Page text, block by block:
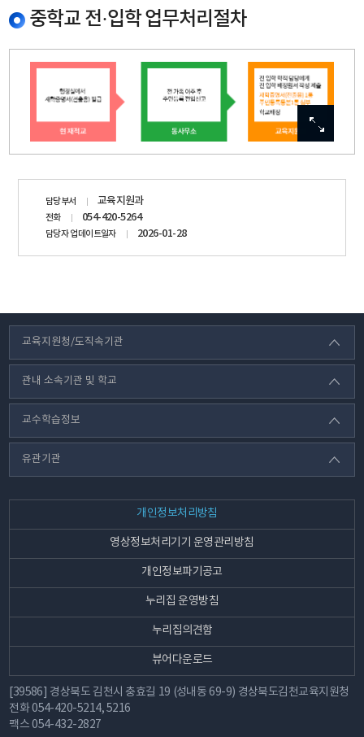
중학교 전·입학 업무처리절차
확대보기
확대보기
확대보기
확대보기
확대보기
담당부서 교육지원과
전화 054-420-5264
담당자 업데이트일자 2026-01-28
교육지원청/도직속기관
관내 소속기관 및 학교
교수학습정보
유관기관
개인정보처리방침
영상정보처리기기 운영관리방침
개인정보파기공고
누리집 운영방침
누리집의견함
뷰어다운로드
[39586] 경상북도 김천시 충효길 19 (성내동 69-9) 경상북도김천교육지원청
전화054-420-5214, 5216
팩스054-432-2827